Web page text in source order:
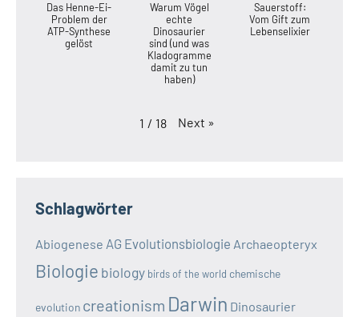
Das Henne-Ei-
Problem der
ATP-Synthese
gelöst
Warum Vögel
echte
Dinosaurier
sind (und was
Kladogramme
damit zu tun
haben)
Sauerstoff:
Vom Gift zum
Lebenselixier
1 / 18 Next »
Schlagwörter
Abiogenese AG Evolutionsbiologie Archaeopteryx
Biologie biology birds of the world chemische
evolution creationism Darwin Dinosaurier